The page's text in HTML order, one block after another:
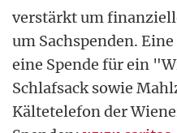
verstärkt um
um Sachspenden.
eine Spende für ein
Schlafsack sowie
Kältetelefon der